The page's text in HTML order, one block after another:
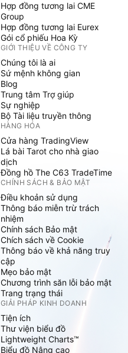
Hợp đồng tương lai CME
Group
Hợp đồng tương lai Eurex
Gói cổ phiếu Hoa Kỳ
GIỚI THIỆU VỀ CÔNG TY
Chúng tôi là ai
Sứ mệnh không gian
Blog
Trung tâm Trợ giúp
Sự nghiệp
Bộ Tài liệu truyền thông
HÀNG HÓA
Cửa hàng TradingView
Lá bài Tarot cho nhà giao
dịch
Đồng hồ The C63 TradeTime
CHÍNH SÁCH & BẢO MẬT
Điều khoản sử dụng
Thông báo miễn trừ trách
nhiệm
Chính sách Bảo mật
Chích sách về Cookie
Thông báo về khả năng truy
cập
Mẹo bảo mật
Chương trình săn lỗi bảo mật
Trang trạng thái
GIẢI PHÁP KINH DOANH
Tiện ích
Thư viện biểu đồ
Lightweight Charts™
Biểu đồ Nâng cao